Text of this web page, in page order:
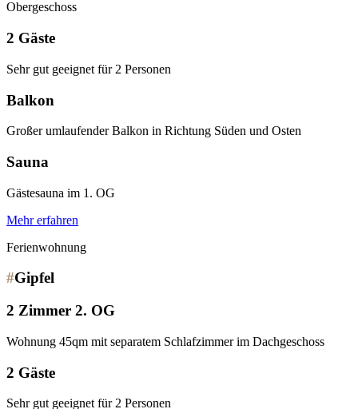
Obergeschoss
2 Gäste
Sehr gut geeignet für 2 Personen
Balkon
Großer umlaufender Balkon in Richtung Süden und Osten
Sauna
Gästesauna im 1. OG
Mehr erfahren
Ferienwohnung
#Gipfel
2 Zimmer 2. OG
Wohnung 45qm mit separatem Schlafzimmer im Dachgeschoss
2 Gäste
Sehr gut geeignet für 2 Personen